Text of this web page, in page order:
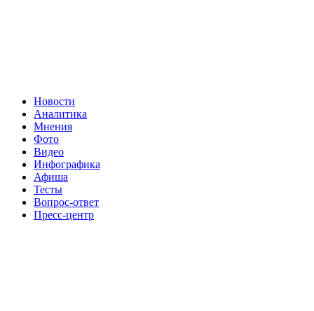
Новости
Аналитика
Мнения
Фото
Видео
Инфографика
Афиша
Тесты
Вопрос-ответ
Пресс-центр